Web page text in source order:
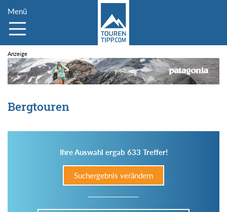
Menü
Bergtouren
Ihre Auswahl ergab 633 Treffer!
Suchergebnis verändern